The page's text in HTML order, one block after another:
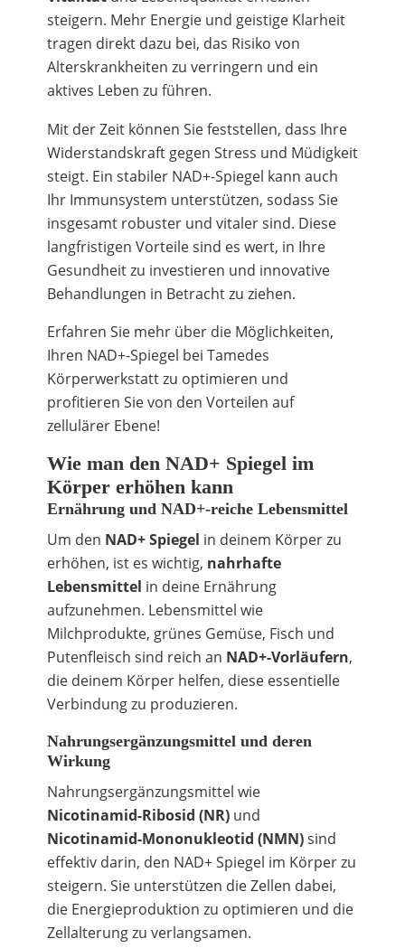
steigern. Mehr Energie und geistige Klarheit
tragen direkt dazu bei, das Risiko von
Alterskrankheiten zu verringern und ein
aktives Leben zu führen.
Mit der Zeit können Sie feststellen, dass Ihre
Widerstandskraft gegen Stress und Müdigkeit
steigt. Ein stabiler NAD+-Spiegel kann auch
Ihr Immunsystem unterstützen, sodass Sie
insgesamt robuster und vitaler sind. Diese
langfristigen Vorteile sind es wert, in Ihre
Gesundheit zu investieren und innovative
Behandlungen in Betracht zu ziehen.
Erfahren Sie mehr über die Möglichkeiten,
Ihren NAD+-Spiegel bei Tamedes
Körperwerkstatt zu optimieren und
profitieren Sie von den Vorteilen auf
zellulärer Ebene!
Wie man den NAD+ Spiegel im
Körper erhöhen kann
Ernährung und NAD+-reiche Lebensmittel
Um den NAD+ Spiegel in deinem Körper zu
erhöhen, ist es wichtig, nahrhafte
Lebensmittel in deine Ernährung
aufzunehmen. Lebensmittel wie
Milchprodukte, grünes Gemüse, Fisch und
Putenfleisch sind reich an NAD+-Vorläufern,
die deinem Körper helfen, diese essentielle
Verbindung zu produzieren.
Nahrungsergänzungsmittel und deren
Wirkung
Nahrungsergänzungsmittel wie
Nicotinamid-Ribosid (NR)und
Nicotinamid-Mononukleotid (NMN)sind
effektiv darin, den NAD+ Spiegel im Körper zu
steigern. Sie unterstützen die Zellen dabei,
die Energieproduktion zu optimieren und die
Zellalterung zu verlangsamen.